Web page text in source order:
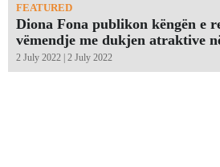
FEATURED
Diona Fona publikon këngën e
vëmendje me dukjen atraktive
2 July 2022 | 2 July 2022